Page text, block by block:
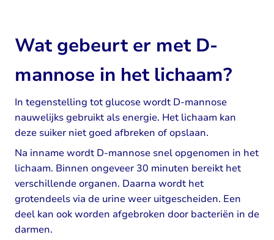
Wat gebeurt er met D-
mannose in het lichaam?
In tegenstelling tot glucose wordt D-mannose
nauwelijks gebruikt als energie. Het lichaam kan
deze suiker niet goed afbreken of opslaan.
Na inname wordt D-mannose snel opgenomen in het
lichaam. Binnen ongeveer 30 minuten bereikt het
verschillende organen. Daarna wordt het
grotendeels via de urine weer uitgescheiden. Een
deel kan ook worden afgebroken door bacteriën in de
darmen.